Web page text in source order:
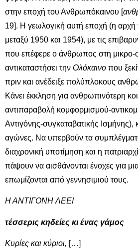
στην εποχή του Ανθρωπόκαινου [
19]. Η γεωλογική αυτή εποχή (η αρχή
μεταξύ 1950 και 1954), με τις
που επέφερε ο άνθρωπος στη μικρο-
αντικαταστήσει την Ολόκαινο που
πριν και ανέδειξε πολύπλοκους
Κάνει έκκληση για ανθρωπινότερη
αντιπαραβολή κομφορμισμού-
Αντιγόνης-συγκαταβατικής Ισμήνης),
αγώνες. Να υπερβούν τα
διαχρονική υποτίμηση και η
πάψουν να αισθάνονται ένοχες για
επωμίζονται από γεννησιμιού τους.
Η ΑΝΤΙΓΟΝΗ ΛΕΕΙ
τέσσερις κηδείες κι ένας γάμος
Κυρίες και κύριοι, […]